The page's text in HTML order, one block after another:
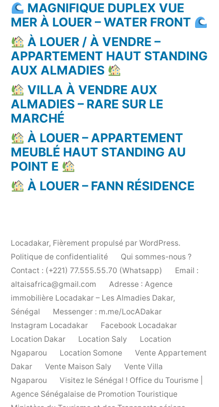
MAGNIFIQUE DUPLEX VUE
MER À LOUER – WATER FRONT
À LOUER / À VENDRE –
APPARTEMENT HAUT STANDING
AUX ALMADIES
VILLA À VENDRE AUX
ALMADIES – RARE SUR LE
MARCHÉ
À LOUER – APPARTEMENT
MEUBLÉ HAUT STANDING AU
POINT E
À LOUER – FANN RÉSIDENCE
Locadakar, Fièrement propulsé par WordPress.
Politique de confidentialité
Qui sommes-nous ?
Contact : (+221) 77.555.55.70 (Whatsapp)
Email :
altaisafrica@gmail.com
Adresse : Agence
immobilière Locadakar – Les Almadies Dakar,
Sénégal
Messenger : m.me/LocADakar
Instagram Locadakar
Facebook Locadakar
Location Dakar
Location Saly
Location
Ngaparou
Location Somone
Vente Appartement
Dakar
Vente Maison Saly
Vente Villa
Ngaparou
Visitez le Sénégal ! Office du Tourisme |
Agence Sénégalaise de Promotion Touristique